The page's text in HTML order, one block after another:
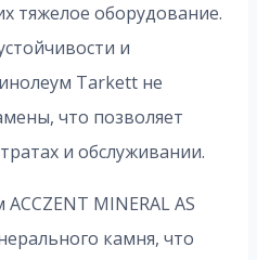
тяжелое оборудование.
и
Tarkett не
что позволяет
и обслуживании.
MINERAL AS
камня, что